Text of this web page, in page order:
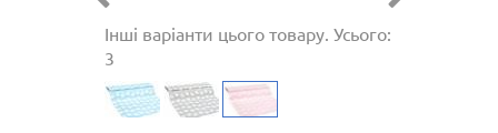
Інші варіанти цього товару. Усього:
3